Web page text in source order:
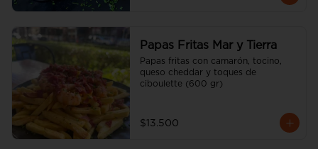
Papas Fritas Mar y Tierra
Papas fritas con camarón, tocino,
queso cheddar y toques de
ciboulette (600 gr)
$13.500